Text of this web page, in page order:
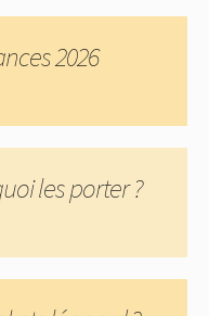
2026
les porter ?